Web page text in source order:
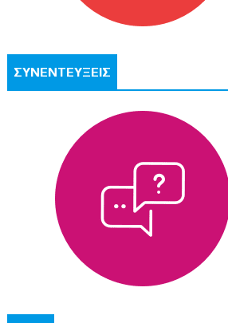
ΣΥΝΕΝΤΕΥΞΕΙΣ